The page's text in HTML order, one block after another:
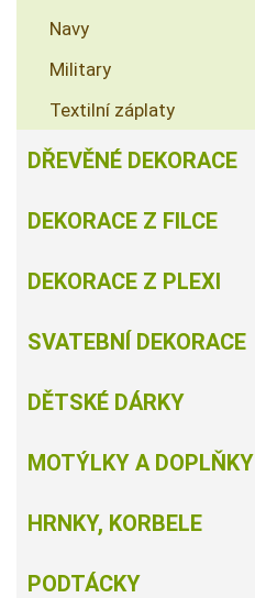
Navy
Military
Textilní záplaty
DŘEVĚNÉ DEKORACE
DEKORACE Z FILCE
DEKORACE Z PLEXI
SVATEBNÍ DEKORACE
DĚTSKÉ DÁRKY
MOTÝLKY A DOPLŇKY
HRNKY, KORBELE
PODTÁCKY